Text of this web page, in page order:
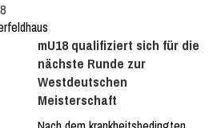
mU18 qualifiziert sich für die
nächste Runde zur
Westdeutschen
Meisterschaft